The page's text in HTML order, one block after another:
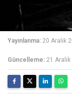
Yayınlanma: 20 Aralık
Güncelleme: 21